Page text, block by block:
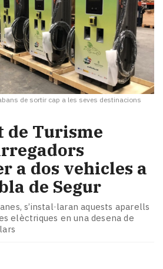
de sortir cap a les seves destinacions
de Turisme
a dos vehicles a
de Segur
s’instal·laran aquests aparells
elèctriques en una desena de